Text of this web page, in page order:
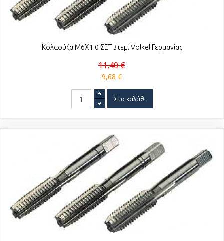
Κολαούζα Μ6Χ1.0 ΣΕΤ 3τεμ. Volkel Γερμανίας
11,40 €
9,68 €